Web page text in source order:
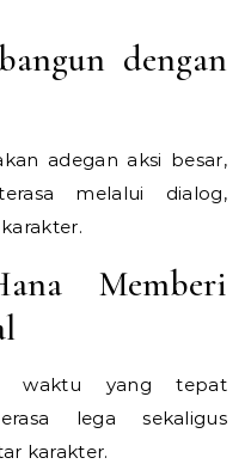
dengan
adegan aksi besar,
melalui dialog,
Memberi
waktu yang tepat
lega sekaligus
karakter.